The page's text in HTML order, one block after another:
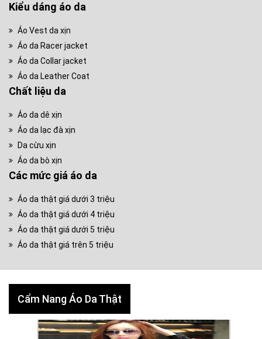
Kiểu dáng áo da
Áo Vest da xịn
Áo da Racer jacket
Áo da Collar jacket
Áo da Leather Coat
Chất liệu da
Áo da dê xịn
Áo da lạc đà xịn
Da cừu xịn
Áo da bò xịn
Các mức giá áo da
Áo da thật giá dưới 3 triệu
Áo da thật giá dưới 4 triệu
Áo da thật giá dưới 5 triệu
Áo da thật giá trên 5 triệu
Cẩm Nang Áo Da Thật